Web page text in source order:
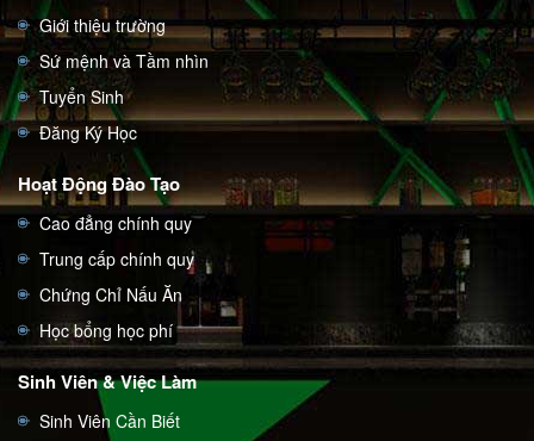
Giới thiệu trường
Sứ mệnh và Tầm nhìn
Tuyển Sinh
Đăng Ký Học
Hoạt Động Đào Tạo
Cao đẳng chính quy
Trung cấp chính quy
Chứng Chỉ Nấu Ăn
Học bổng học phí
Sinh Viên & Việc Làm
Sinh Viên Cần Biết